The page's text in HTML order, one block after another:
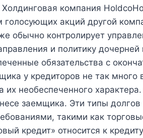
Холдинговая компания
голосующих акций другой
обычно контролирует
и политику
обязательства с
у кредиторов не так много
их необеспеченного
заемщика. Эти типы
такими как
кредит» относится к